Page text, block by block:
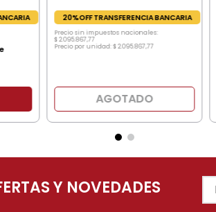
20%OFF TRANSFERENCIA BANCARIA
Precio sin impuestos nacionales:
$ 2.095.867,77
Precio por unidad: $ 2.095.867,77
AGOTADO
Y NOVEDADES